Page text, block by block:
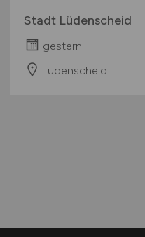
Stadt Lüdenscheid
gestern
Lüdenscheid